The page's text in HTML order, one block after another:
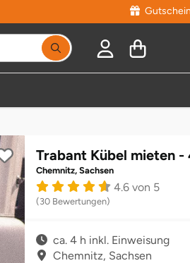
Suchbegriff
Trabant Kübel mieten -
Chemnitz, Sachsen
4.6 von 5
(30 Bewertungen)
ca. 4 h inkl. Einweisung
Chemnitz, Sachsen